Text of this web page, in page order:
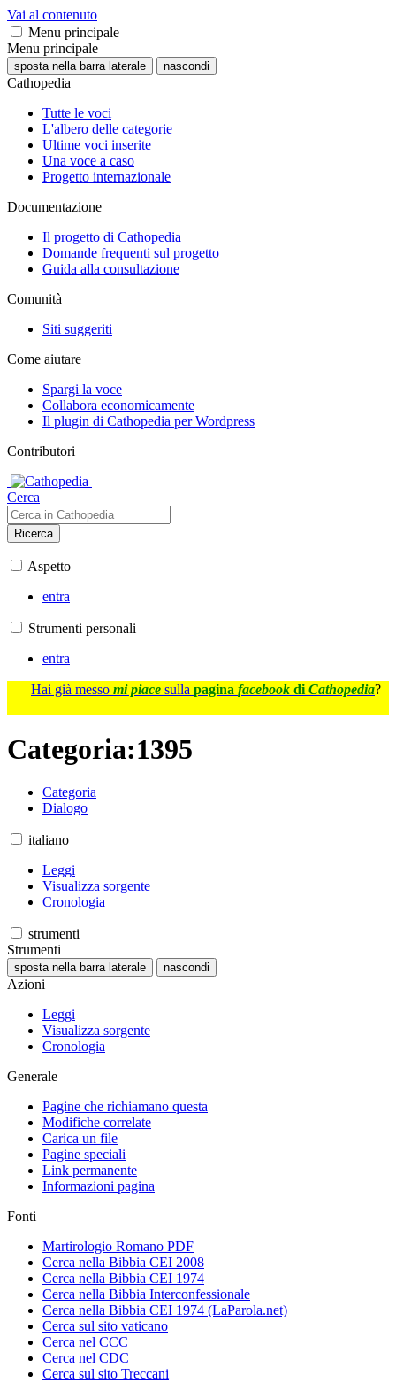
Vai al contenuto
Menu principale
Menu principale
sposta nella barra laterale nascondi
Cathopedia
Tutte le voci
L'albero delle categorie
Ultime voci inserite
Una voce a caso
Progetto internazionale
Documentazione
Il progetto di Cathopedia
Domande frequenti sul progetto
Guida alla consultazione
Comunità
Siti suggeriti
Come aiutare
Spargi la voce
Collabora economicamente
Il plugin di Cathopedia per Wordpress
Contributori
Cerca
Ricerca
Aspetto
entra
Strumenti personali
entra
Hai già messo mi piace sulla pagina facebook di Cathopedia?
Categoria:1395
Categoria
Dialogo
italiano
Leggi
Visualizza sorgente
Cronologia
strumenti
Strumenti
sposta nella barra laterale nascondi
Azioni
Leggi
Visualizza sorgente
Cronologia
Generale
Pagine che richiamano questa
Modifiche correlate
Carica un file
Pagine speciali
Link permanente
Informazioni pagina
Fonti
Martirologio Romano PDF
Cerca nella Bibbia CEI 2008
Cerca nella Bibbia CEI 1974
Cerca nella Bibbia Interconfessionale
Cerca nella Bibbia CEI 1974 (LaParola.net)
Cerca sul sito vaticano
Cerca nel CCC
Cerca nel CDC
Cerca sul sito Treccani